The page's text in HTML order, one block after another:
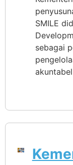
SMILE
sebagai